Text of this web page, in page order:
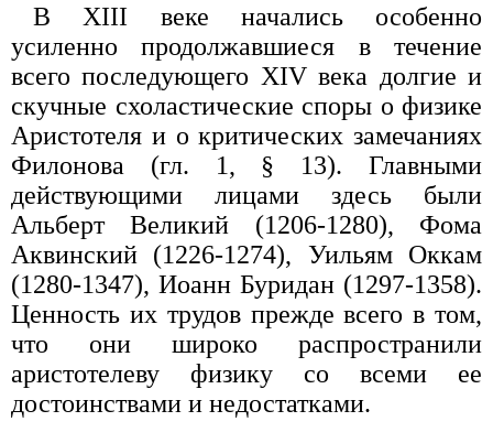
В XIII веке начались особенно
усиленно продолжавшиеся в течение
всего последующего XIV века долгие и
скучные схоластические споры о физике
Аристотеля и о критических замечаниях
Филонова (гл. 1, § 13). Главными
действующими лицами здесь были
Альберт Великий (1206-1280), Фома
Аквинский (1226-1274), Уильям Оккам
(1280-1347), Иоанн Буридан (1297-1358).
Ценность их трудов прежде всего в том,
что они широко распространили
аристотелеву физику со всеми ее
достоинствами и недостатками.